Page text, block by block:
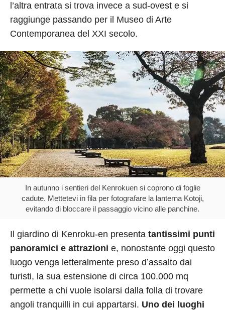
l’altra entrata si trova invece a sud-ovest e si
raggiunge passando per il Museo di Arte
Contemporanea del XXI secolo.
In autunno i sentieri del Kenrokuen si coprono di foglie
cadute. Mettetevi in fila per fotografare la lanterna Kotoji,
evitando di bloccare il passaggio vicino alle panchine.
Il giardino di Kenroku-en presenta tantissimi punti
panoramici e attrazioni e, nonostante oggi questo
luogo venga letteralmente preso d’assalto dai
turisti, la sua estensione di circa 100.000 mq
permette a chi vuole isolarsi dalla folla di trovare
angoli tranquilli in cui appartarsi. Uno dei luoghi